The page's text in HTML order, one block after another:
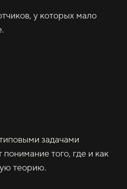
у которых мало
задачами
того, где и как
теорию.